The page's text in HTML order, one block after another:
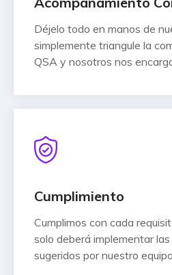
Déjelo todo en manos de
simplemente triangule la
QSA y nosotros nos
Cumplimiento
Cumplimos con cada
solo deberá implementar
sugeridos por nuestro